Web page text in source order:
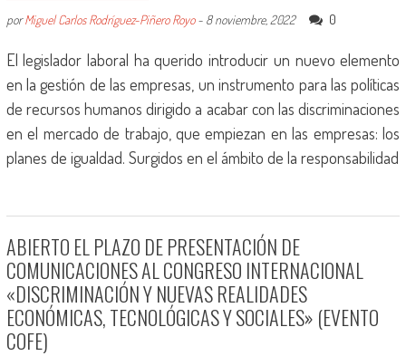
porMiguel Carlos Rodríguez-Piñero Royo- 8 noviembre, 2022 0
El legislador laboral ha querido introducir un nuevo elemento
en la gestión de las empresas, un instrumento para las políticas
de recursos humanos dirigido a acabar con las discriminaciones
en el mercado de trabajo, que empiezan en las empresas: los
planes de igualdad. Surgidos en el ámbito de la responsabilidad
ABIERTO EL PLAZO DE PRESENTACIÓN DE
COMUNICACIONES AL CONGRESO INTERNACIONAL
«DISCRIMINACIÓN Y NUEVAS REALIDADES
ECONÓMICAS, TECNOLÓGICAS Y SOCIALES» (EVENTO
COFE)